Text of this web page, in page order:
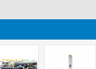
KHO LẠNH,